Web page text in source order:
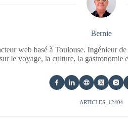
Bernie
web basé à Toulouse. Ingénieur
le voyage, la culture, la gastronomie
ARTICLES: 12404